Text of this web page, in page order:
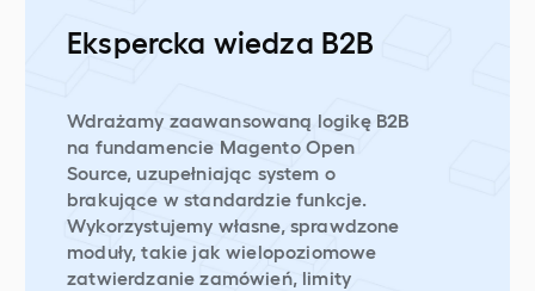
Ekspercka wiedza B2B
Wdrażamy zaawansowaną logikę B2B
na fundamencie Magento Open
Source, uzupełniając system o
brakujące w standardzie funkcje.
Wykorzystujemy własne, sprawdzone
moduły, takie jak wielopoziomowe
zatwierdzanie zamówień, limity